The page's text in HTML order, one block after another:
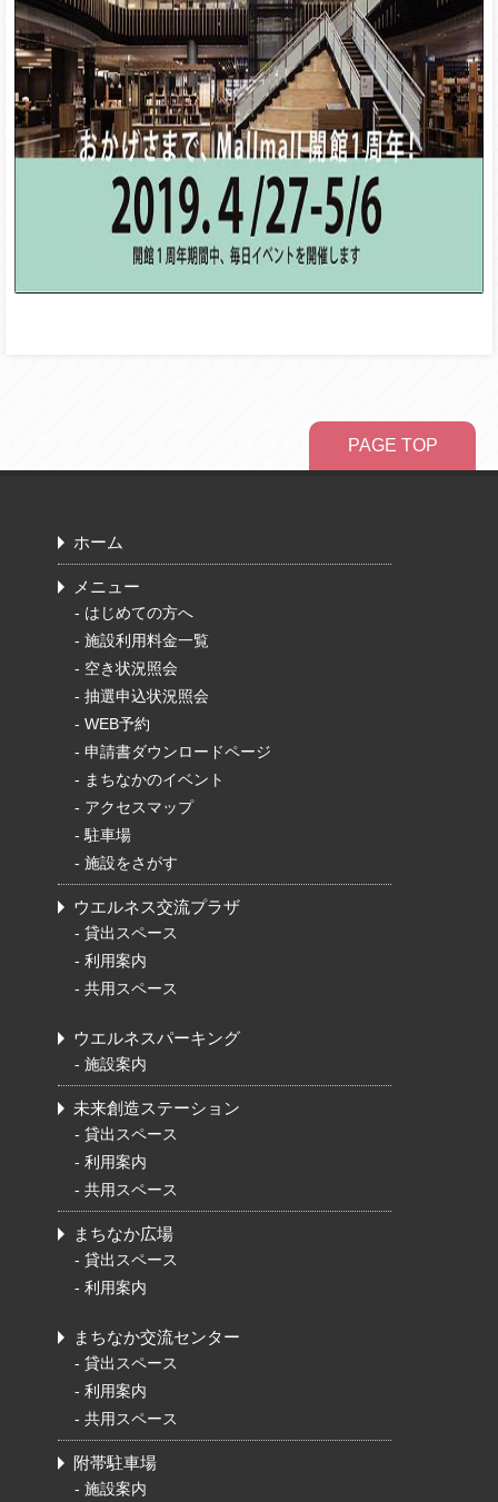
PAGE TOP
ホーム
メニュー
- はじめての方へ
- 施設利用料金一覧
- 空き状況照会
- 抽選申込状況照会
- WEB予約
- 申請書ダウンロードページ
- まちなかのイベント
- アクセスマップ
- 駐車場
- 施設をさがす
ウエルネス交流プラザ
- 貸出スペース
- 利用案内
- 共用スペース
ウエルネスパーキング
- 施設案内
未来創造ステーション
- 貸出スペース
- 利用案内
- 共用スペース
まちなか広場
- 貸出スペース
- 利用案内
まちなか交流センター
- 貸出スペース
- 利用案内
- 共用スペース
附帯駐車場
- 施設案内